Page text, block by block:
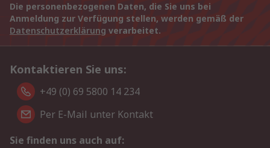
Die personenbezogenen Daten, die Sie uns bei
Anmeldung zur Verfügung stellen, werden gemäß der
Datenschutzerklärung verarbeitet.
Kontaktieren Sie uns:
+49 (0) 69 5800 14 234
Per E-Mail unter Kontakt
Sie finden uns auch auf: